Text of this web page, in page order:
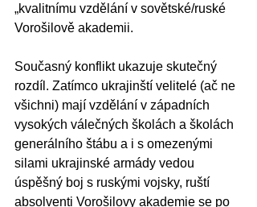
„kvalitnímu vzdělání v sovětské/ruské
Vorošilově akademii.
Současný konflikt ukazuje skutečný
rozdíl. Zatímco ukrajinští velitelé (ač ne
všichni) mají vzdělání v západních
vysokých válečných školách a školách
generálního štábu a i s omezenými
silami ukrajinské armády vedou
úspěšný boj s ruskými vojsky, ruští
absolventi Vorošilovy akademie se po